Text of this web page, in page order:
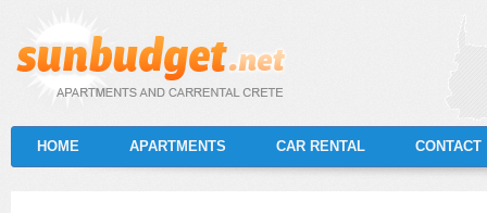
HOME APARTMENTS CAR RENTAL CONTACT